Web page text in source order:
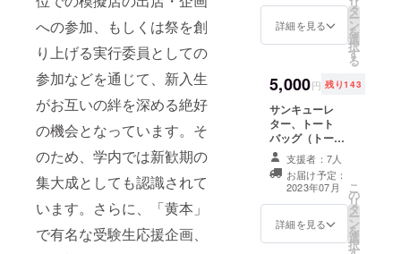
への参加、もしくは祭を創
り上げる実行委員としての
参加などを通じて、新入生
がお互いの絆を深める絶好
の機会となっています。そ
のため、学内では新歓期の
集大成としても認識されて
います。さらに、「黄本」
で有名な受験生応援企画、
詳細を見る
タ
ー
ン
を
選
択
す
る
5,000円 残り143
サンキューレ
ター、トート
バッグ（トート
バッグは数に限
りがございま
す。） お名前を
ご記入くださ
い。（任意）
支援者：7人
お届け予定：
2023年07月
詳細を見る
こ
の
リ
タ
ー
ン
を
選
択